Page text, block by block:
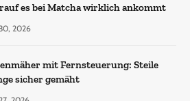
es bei Matcha wirklich ankommt
2026
mit Fernsteuerung: Steile
sicher gemäht